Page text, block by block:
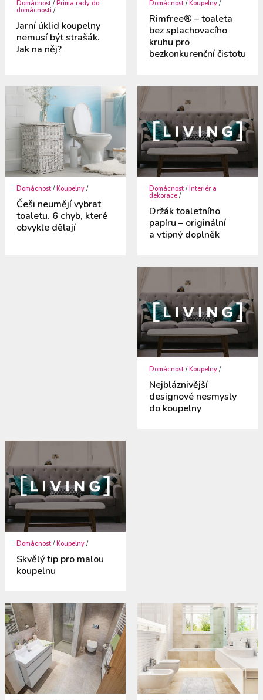
Domácnost / Prima rady do
domácnosti /
Jarní úklid koupelny
nemusí být strašák.
Jak na něj?
Domácnost / Koupelny /
Rimfree® – toaleta
bez splachovacího
kruhu pro
bezkonkurenční čistotu
Domácnost /Koupelny /
Češi neumějí vybrat
toaletu. 6 chyb, které
obvykle dělají
Domácnost /Interiér a
dekorace /
Držák toaletního
papíru – originální
a vtipný doplněk
Domácnost /Koupelny /
Nejbláznivější
designové nesmysly
do koupelny
Domácnost /Koupelny /
Skvělý tip pro malou
koupelnu